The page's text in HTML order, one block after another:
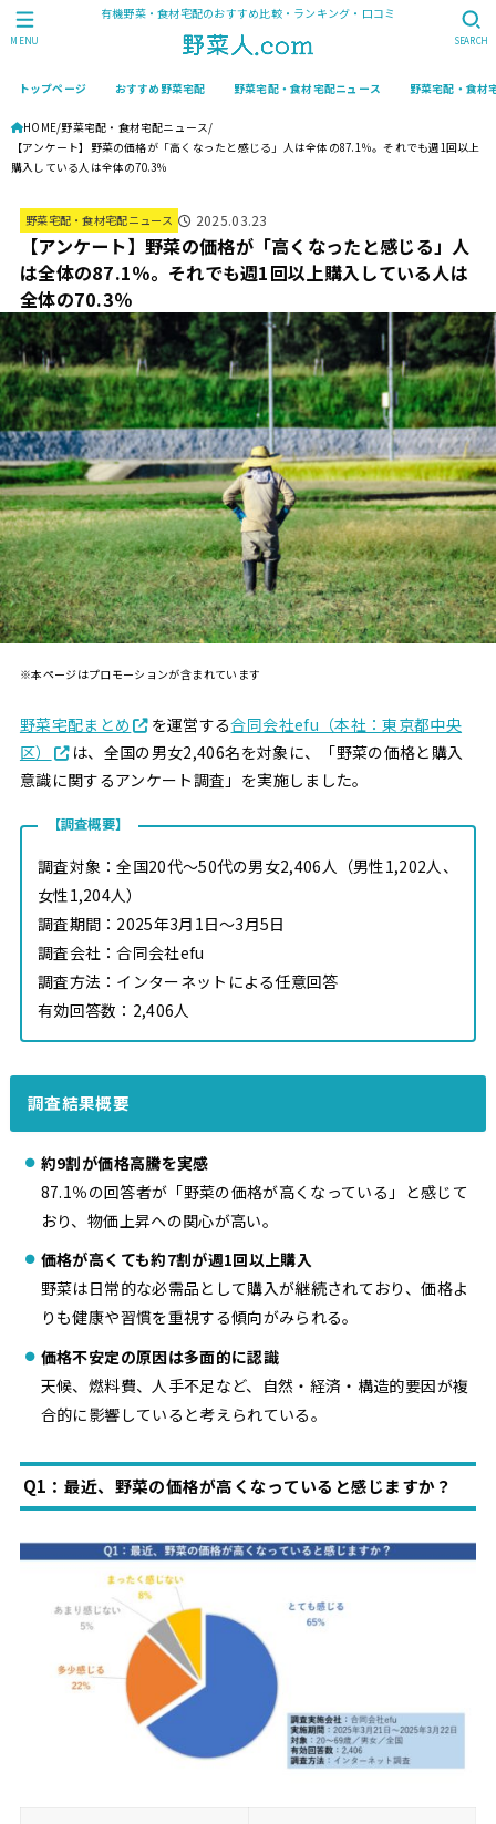
有機野菜・食材宅配のおすすめ比較・ランキング・口コミ
トップページ おすすめ野菜宅配 野菜宅配・食材宅配ニュース 野菜宅配・食材
SEARCH
MENU
HOME 野菜宅配・食材宅配ニュース
【アンケート】野菜の価格が「高くなったと感じる」人は全体の87.1％。それでも週1回以上
購入している人は全体の70.3％
野菜宅配・食材宅配ニュース 2025.03.23
【アンケート】野菜の価格が「高くなったと感じる」人
は全体の87.1％。それでも週1回以上購入している人は
全体の70.3％
※本ページはプロモーションが含まれています
野菜宅配まとめ を運営する合同会社efu（本社：東京都中央
区）
は、全国の男女2,406名を対象に、「野菜の価格と購入
意識に関するアンケート調査」を実施しました。
【調査概要】
調査対象：全国20代～50代の男女2,406人（男性1,202人、
女性1,204人）
調査期間：2025年3月1日～3月5日
調査会社：合同会社efu
調査方法：インターネットによる任意回答
有効回答数：2,406人
調査結果概要
約9割が価格高騰を実感
87.1％の回答者が「野菜の価格が高くなっている」と感じて
おり、物価上昇への関心が高い。
価格が高くても約7割が週1回以上購入
野菜は日常的な必需品として購入が継続されており、価格よ
りも健康や習慣を重視する傾向がみられる。
価格不安定の原因は多面的に認識
天候、燃料費、人手不足など、自然・経済・構造的要因が複
合的に影響していると考えられている。
Q1：最近、野菜の価格が高くなっていると感じますか？